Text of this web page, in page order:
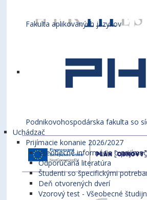
Fakulta aplikovaných jazykov
Podnikovohospodárska fakulta so
Uchádzač
Prijímacie konanie 2026/2027
Všeobecné informácie o
Odporúčaná literatúra
Študenti so špecifickými
Deň otvorených dverí
Vzorový test - Všeobecné